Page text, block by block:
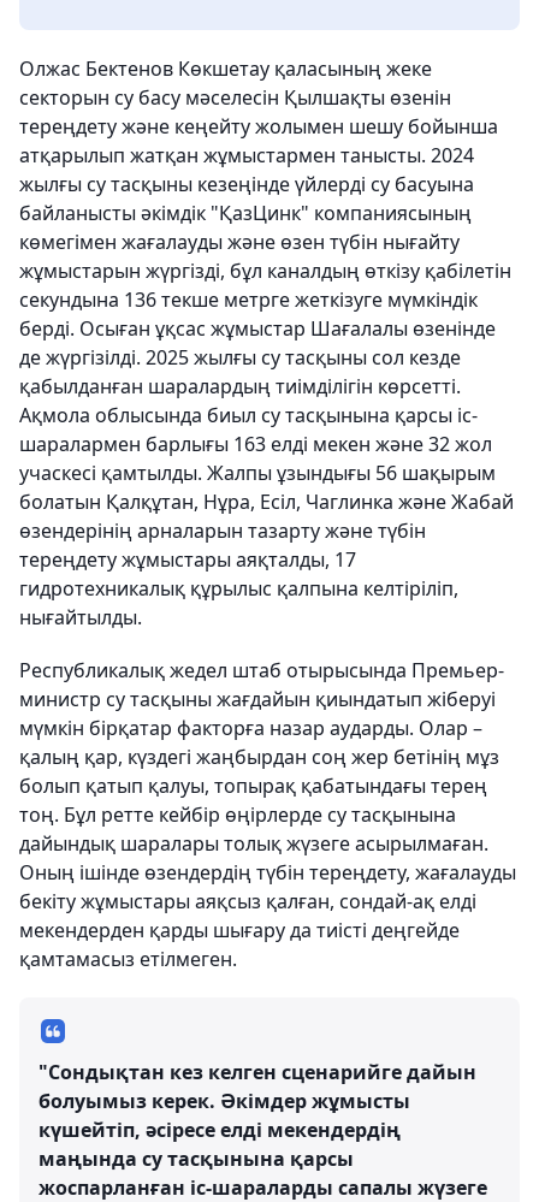
Олжас Бектенов Көкшетау қаласының жеке
секторын су басу мәселесін Қылшақты өзенін
тереңдету және кеңейту жолымен шешу бойынша
атқарылып жатқан жұмыстармен танысты. 2024
жылғы су тасқыны кезеңінде үйлерді су басуына
байланысты әкімдік "ҚазЦинк" компаниясының
көмегімен жағалауды және өзен түбін нығайту
жұмыстарын жүргізді, бұл каналдың өткізу қабілетін
секундына 136 текше метрге жеткізуге мүмкіндік
берді. Осыған ұқсас жұмыстар Шағалалы өзенінде
де жүргізілді. 2025 жылғы су тасқыны сол кезде
қабылданған шаралардың тиімділігін көрсетті.
Ақмола облысында биыл су тасқынына қарсы іс-
шаралармен барлығы 163 елді мекен және 32 жол
учаскесі қамтылды. Жалпы ұзындығы 56 шақырым
болатын Қалқұтан, Нұра, Есіл, Чаглинка және Жабай
өзендерінің арналарын тазарту және түбін
тереңдету жұмыстары аяқталды, 17
гидротехникалық құрылыс қалпына келтіріліп,
нығайтылды.
Республикалық жедел штаб отырысында Премьер-
министр су тасқыны жағдайын қиындатып жіберуі
мүмкін бірқатар факторға назар аударды. Олар –
қалың қар, күздегі жаңбырдан соң жер бетінің мұз
болып қатып қалуы, топырақ қабатындағы терең
тоң. Бұл ретте кейбір өңірлерде су тасқынына
дайындық шаралары толық жүзеге асырылмаған.
Оның ішінде өзендердің түбін тереңдету, жағалауды
бекіту жұмыстары аяқсыз қалған, сондай-ақ елді
мекендерден қарды шығару да тиісті деңгейде
қамтамасыз етілмеген.
"Сондықтан кез келген сценарийге дайын
болуымыз керек. Әкімдер жұмысты
күшейтіп, әсіресе елді мекендердің
маңында су тасқынына қарсы
жоспарланған іс-шараларды сапалы жүзеге